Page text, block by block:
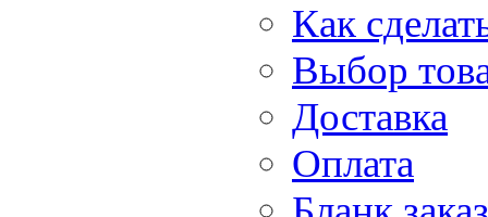
Как
Выбор
Доставка
Оплата